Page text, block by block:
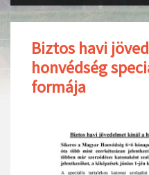
Biztos havi
honvédség
formája